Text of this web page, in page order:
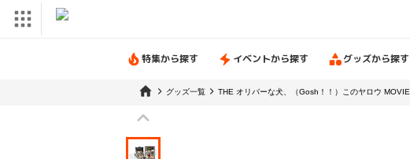
特集から探す イベントから探す グッズから探す
グッズ一覧 THE オリバーな犬、（Gosh！！）このヤロウ MOVIE